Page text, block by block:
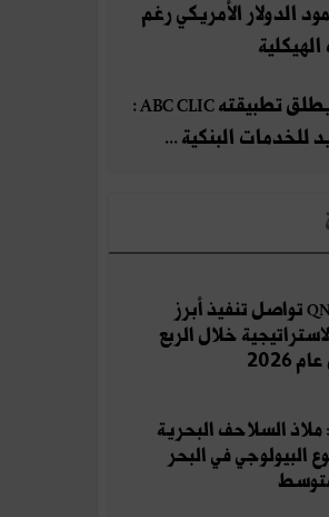
الدولار الأمريكي رغم
بنك ABC يطلق تطبيقته ABC CLIC :
للخدمات البنكية ...
مجموعة QNB تواصل تنفيذ أبرز
خلال الربع
2026
ملاذ السلاحف البحرية
البيولوجي في البحر